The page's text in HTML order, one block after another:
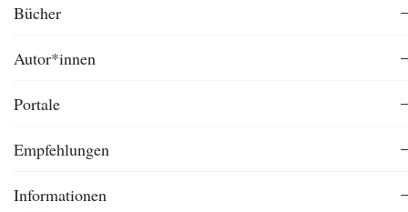
Bücher
Autor*innen
Portale
Empfehlungen
Informationen